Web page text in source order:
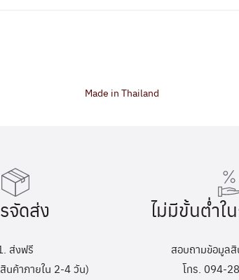
Made in Thailand
จัดส่ง
ส่งฟรี
นค้าภายใน 2-4 วัน)
ไม่มีขั้นต่ำใ
สอบถามข้อมูลสิ
โทร. 094-